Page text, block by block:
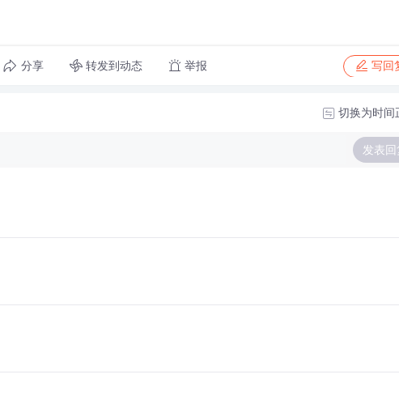
分享 转发到动态 举报 写回
切换为时间
发表回